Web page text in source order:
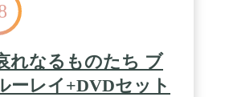
れなるものたち ブ
ーレイ+DVDセット